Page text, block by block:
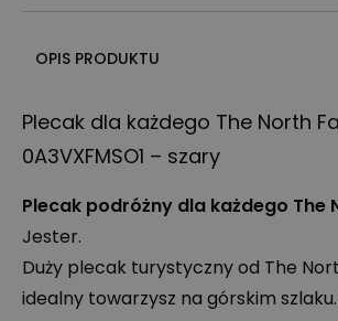
OPIS PRODUKTU
Plecak dla każdego The North
0A3VXFMSO1 – szary
Plecak podróżny dla każdego The
Jester.
Duży plecak turystyczny od The
idealny towarzysz na górskim szlaku.